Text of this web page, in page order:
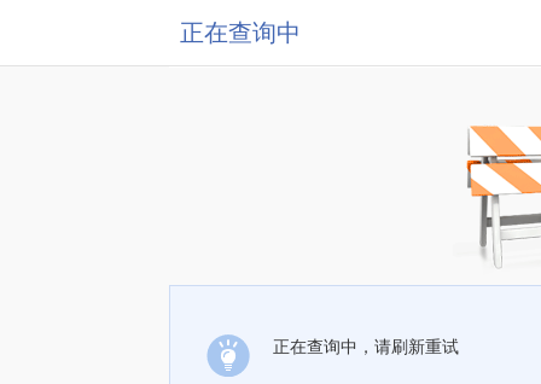
正在查询中
正在查询中，请刷新重试